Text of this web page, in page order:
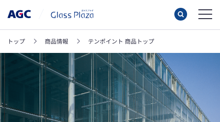
トップ 商品情報 テンポイント 商品トップ